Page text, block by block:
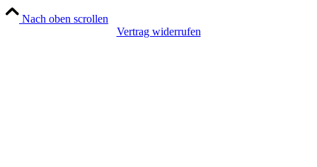
Nach oben scrollen
Vertrag widerrufen